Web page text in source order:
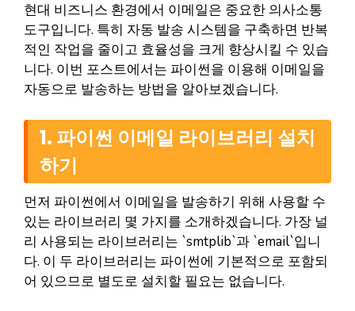
현대 비즈니스 환경에서 이메일은 중요한 의사소통
도구입니다. 특히 자동 발송 시스템을 구축하면 반복
적인 작업을 줄이고 효율성을 크게 향상시킬 수 있습
니다. 이번 포스트에서는 파이썬을 이용해 이메일을
자동으로 발송하는 방법을 알아보겠습니다.
1. 파이썬 이메일 라이브러리 설치
하기
먼저 파이썬에서 이메일을 발송하기 위해 사용할 수
있는 라이브러리 몇 가지를 소개하겠습니다. 가장 널
리 사용되는 라이브러리는 `smtplib`과 `email`입니
다. 이 두 라이브러리는 파이썬에 기본적으로 포함되
어 있으므로 별도로 설치할 필요는 없습니다.